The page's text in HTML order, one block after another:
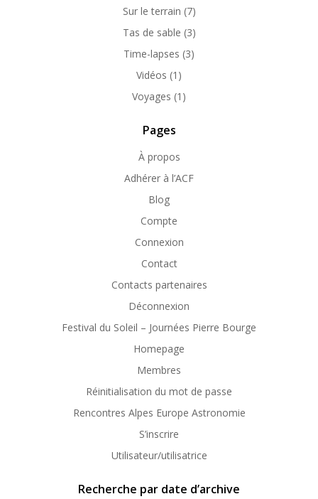
Sur le terrain (7)
Tas de sable (3)
Time-lapses (3)
Vidéos (1)
Voyages (1)
Pages
À propos
Adhérer à l’ACF
Blog
Compte
Connexion
Contact
Contacts partenaires
Déconnexion
Festival du Soleil – Journées Pierre Bourge
Homepage
Membres
Réinitialisation du mot de passe
Rencontres Alpes Europe Astronomie
S’inscrire
Utilisateur/utilisatrice
Recherche par date d’archive